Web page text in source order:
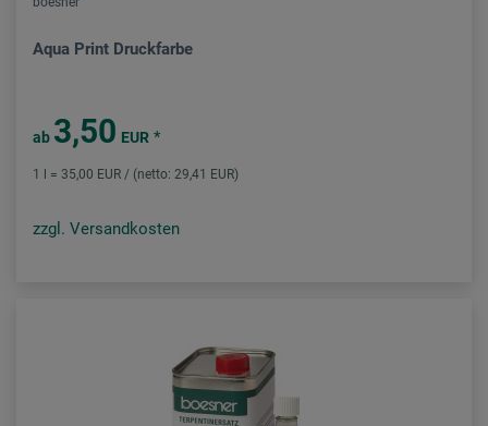
Aqua Print Druckfarbe
ab 3,50 EUR *
1 l = 35,00 EUR / (netto: 29,41 EUR)
zzgl. Versandkosten